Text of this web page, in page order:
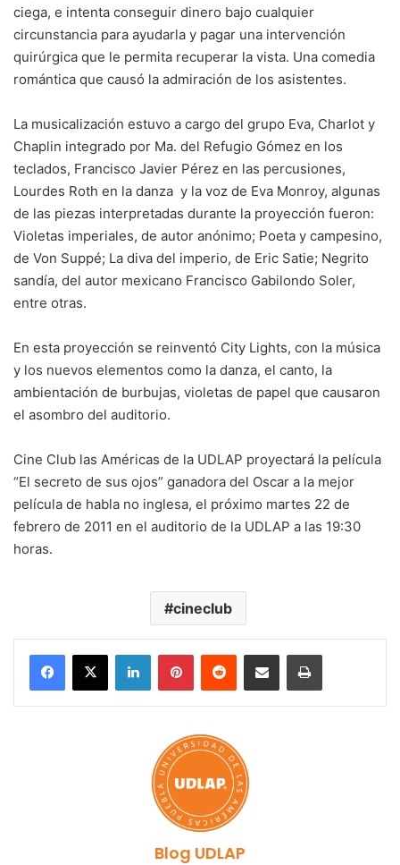
ciega, e intenta conseguir dinero bajo cualquier
circunstancia para ayudarla y pagar una intervención
quirúrgica que le permita recuperar la vista. Una comedia
romántica que causó la admiración de los asistentes.
La musicalización estuvo a cargo del grupo Eva, Charlot y
Chaplin integrado por Ma. del Refugio Gómez en los
teclados, Francisco Javier Pérez en las percusiones,
Lourdes Roth en la danza y la voz de Eva Monroy, algunas
de las piezas interpretadas durante la proyección fueron:
Violetas imperiales, de autor anónimo; Poeta y campesino,
de Von Suppé; La diva del imperio, de Eric Satie; Negrito
sandía, del autor mexicano Francisco Gabilondo Soler,
entre otras.
En esta proyección se reinventó City Lights, con la música
y los nuevos elementos como la danza, el canto, la
ambientación de burbujas, violetas de papel que causaron
el asombro del auditorio.
Cine Club las Américas de la UDLAP proyectará la película
“El secreto de sus ojos” ganadora del Oscar a la mejor
película de habla no inglesa, el próximo martes 22 de
febrero de 2011 en el auditorio de la UDLAP a las 19:30
horas.
cineclub
LinkedInPinterestReddit Share via Email Print
Blog UDLAP